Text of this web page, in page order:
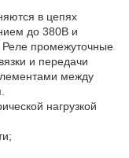
в цепях
до 380В и
промежуточные
и передачи
между
нагрузкой